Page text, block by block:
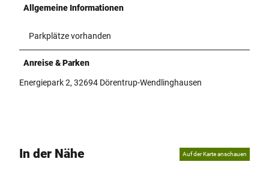
Allgemeine Informationen
Parkplätze vorhanden
Anreise & Parken
Energiepark 2, 32694 Dörentrup-Wendlinghausen
In der Nähe Auf der Karte anschauen